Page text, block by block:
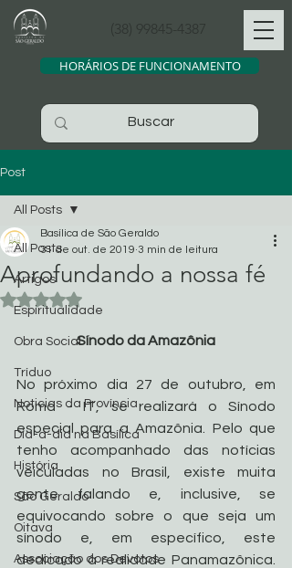
(38) 99845-4387
HORÁRIOS DE FUNCIONAMENTO
Post
All Posts
Artigos
Espiritualidade
Obra Social
Tríduo
Noticias da Província
Dia-a-dia na Basílica
História
São Geraldo
Oitava
Associação dos Devotos
All Posts
Aprofundando a nossa fé
Basílica de São Geraldo
31 de out. de 2019 3 min de leitura
Avaliado com NaN de 5 estrelas.
Sínodo da Amazônia
No próximo dia 27 de outubro, em
Roma - IT, se realizará o Sínodo
especial para a Amazônia. Pelo que
tenho acompanhado das notícias
veiculadas no Brasil, existe muita
gente falando e, inclusive, se
equivocando sobre o que seja um
sínodo e, em específico, este
dedicado à realidade Panamazônica.